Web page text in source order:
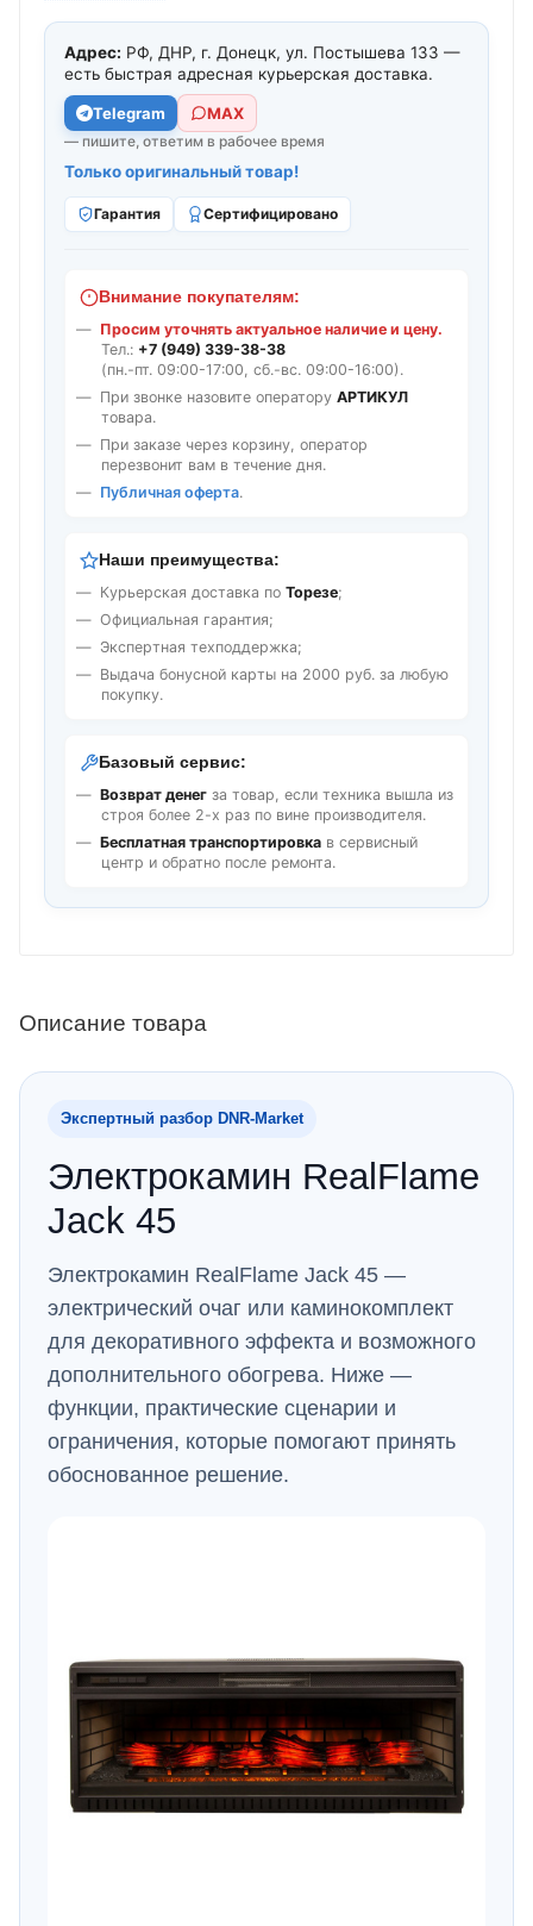
Адрес: РФ, ДНР, г. Донецк, ул. Постышева 133 —
есть быстрая адресная курьерская доставка.
Telegram МАХ
— пишите, ответим в рабочее время
Только оригинальный товар!
Гарантия Сертифицировано
Внимание покупателям:
Просим уточнять актуальное наличие и цену.
Тел.: +7 (949) 339-38-38
(пн.-пт. 09:00-17:00, сб.-вс. 09:00-16:00).
При звонке назовите оператору АРТИКУЛ
товара.
При заказе через корзину, оператор
перезвонит вам в течение дня.
Публичная оферта.
Наши преимущества:
Курьерская доставка по Торезе;
Официальная гарантия;
Экспертная техподдержка;
Выдача бонусной карты на 2000 руб. за любую
покупку.
Базовый сервис:
Возврат денег за товар, если техника вышла из
строя более 2-х раз по вине производителя.
Бесплатная транспортировка в сервисный
центр и обратно после ремонта.
Описание товара
Экспертный разбор DNR‑Market
Электрокамин RealFlame
Jack 45
Электрокамин RealFlame Jack 45 —
электрический очаг или каминокомплект
для декоративного эффекта и возможного
дополнительного обогрева. Ниже —
функции, практические сценарии и
ограничения, которые помогают принять
обоснованное решение.